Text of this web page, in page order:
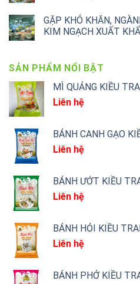
GẶP KHÓ KHĂN,
KIM NGẠCH XUẤT
SẢN PHẨM NỔI BẬT
MÌ QUẢNG KIỀU
Liên hệ
BÁNH CANH GẠO
Liên hệ
BÁNH ƯỚT KIỀU
Liên hệ
BÁNH HỎI KIỀU
Liên hệ
BÁNH PHỞ KIỀU